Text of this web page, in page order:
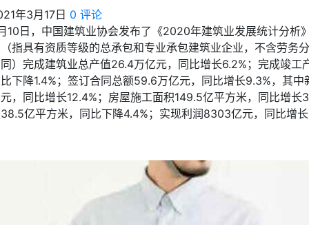
年3月17日 0 评论
10日，中国建筑业协会发布了《2020年建筑业发展统计分析
指具有资质等级的总承包和专业承包建筑业企业，不含劳务
）完成建筑业总产值26.4万亿元，同比增长6.2%；完成竣工
下降1.4%；签订合同总额59.6万亿元，同比增长9.3%，其
，同比增长12.4%；房屋施工面积149.5亿平方米，同比增长
亿平方米，同比下降4.4%；实现利润8303亿元，同比增